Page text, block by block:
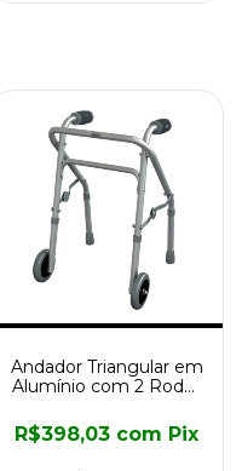
Andador Triangular em
Alumínio com 2 Rodas
R$398,03 com Pix